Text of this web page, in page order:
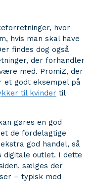
hvor
hvis man skal have
findes dog også
der forhandler
med. PromiZ, der
et godt eksempel på
til kvinder til
gøres en god
de fordelagtige
god handel, så
digitale outlet. I dette
sælges der
– typisk med